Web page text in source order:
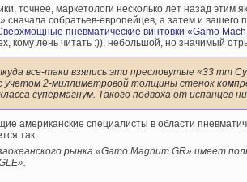
точнее, маркетологи несколько лет назад
сначала собратьев-европейцев, а затем и вашего
пневматические винтовки «Gamo
кому лень читать :)), небольшой, но значимый
все-таки взялись эти пресловутые «33
учетом 2-миллиметровой толщины стенок
супермагнум. Такого подвоха от испанцев
американские специалисты в области
так.
рынка «Gamo Magnum GR» имеет